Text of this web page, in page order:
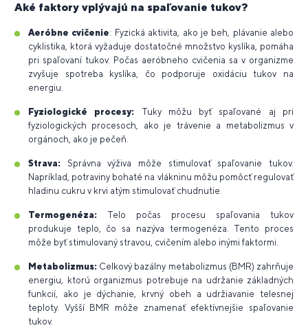
Aké faktory vplývajú na spaľovanie tukov?
Aeróbne cvičenie: Fyzická aktivita, ako je beh, plávanie alebo
cyklistika, ktorá vyžaduje dostatočné množstvo kyslíka, pomáha
pri spaľovaní tukov. Počas aeróbneho cvičenia sa v organizme
zvyšuje spotreba kyslíka, čo podporuje oxidáciu tukov na
energiu.
Fyziologické procesy: Tuky môžu byť spaľované aj pri
fyziologických procesoch, ako je trávenie a metabolizmus v
orgánoch, ako je pečeň.
Strava: Správna výživa môže stimulovať spaľovanie tukov.
Napríklad, potraviny bohaté na vlákninu môžu pomôcť regulovať
hladinu cukru v krvi atým stimulovať chudnutie.
Termogenéza: Telo počas procesu spaľovania tukov
produkuje teplo, čo sa nazýva termogenéza. Tento proces
môže byť stimulovaný stravou, cvičením alebo inými faktormi.
Metabolizmus: Celkový bazálny metabolizmus (BMR) zahrňuje
energiu, ktorú organizmus potrebuje na udržanie základných
funkcií, ako je dýchanie, krvný obeh a udržiavanie telesnej
teploty. Vyšší BMR môže znamenať efektívnejšie spaľovanie
tukov.